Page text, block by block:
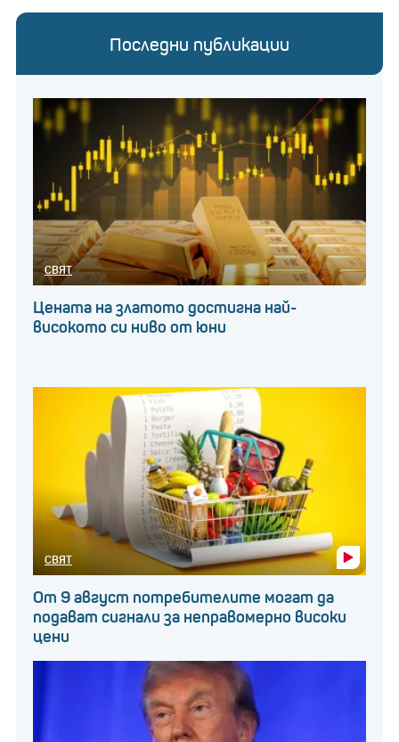
Последни публикации
СВЯТ
Цената на златото достигна най-
високото си ниво от юни
СВЯТ
От 9 август потребителите могат да
подават сигнали за неправомерно високи
цени